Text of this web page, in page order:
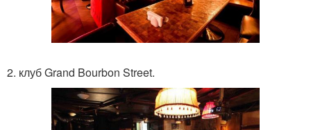
2. клуб Grand Bourbon Street.